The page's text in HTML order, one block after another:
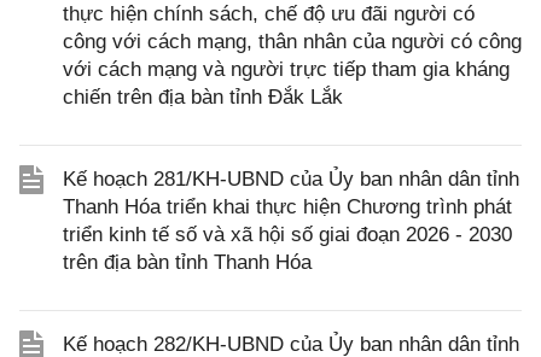
thực hiện chính sách, chế độ ưu đãi người có
công với cách mạng, thân nhân của người có công
với cách mạng và người trực tiếp tham gia kháng
chiến trên địa bàn tỉnh Đắk Lắk
Kế hoạch 281/KH-UBND của Ủy ban nhân dân tỉnh
Thanh Hóa triển khai thực hiện Chương trình phát
triển kinh tế số và xã hội số giai đoạn 2026 - 2030
trên địa bàn tỉnh Thanh Hóa
Kế hoạch 282/KH-UBND của Ủy ban nhân dân tỉnh